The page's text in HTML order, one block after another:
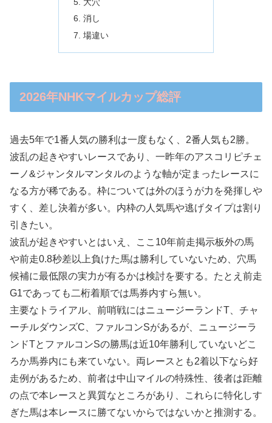
消し
場違い
2026年NHKマイルカップ総評
過去5年で1番人気の勝利は一度もなく、2番人気も2勝。
波乱の起きやすいレースであり、一昨年のアスコリピチェ
ーノ&ジャンタルマンタルのような軸が定まったレースに
なる方が稀である。枠については外のほうが力を発揮しや
すく、差し決着が多い。内枠の人気馬や逃げタイプは割り
引きたい。
波乱が起きやすいとはいえ、ここ10年前走掲示板外の馬
や前走0.8秒差以上負けた馬は勝利していないため、穴馬
候補に最低限の実力が有るかは検討を要する。たとえ前走
G1であっても二桁着順では馬券内すら無い。
主要なトライアル、前哨戦にはニュージーランドT、チャ
ーチルダウンズC、ファルコンSがあるが、ニュージーラ
ンドTとファルコンSの勝馬は近10年勝利していないどこ
ろか馬券内にも来ていない。両レースとも2着以下なら好
走例があるため、前者は中山マイルの特殊性、後者は距離
の点で本レースと異質なところがあり、これらに特化しす
ぎた馬は本レースに勝てないからではないかと推測する。